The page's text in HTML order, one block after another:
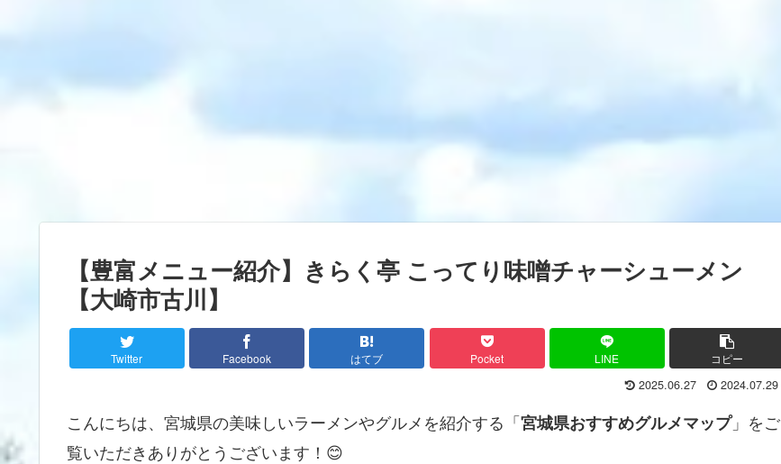
【豊富メニュー紹介】きらく亭 こってり味噌チャーシューメン
【大崎市古川】
Twitter Facebook はてブ Pocket LINE コピー
2025.06.27 2024.07.29
こんにちは、宮城県の美味しいラーメンやグルメを紹介する「宮城県おすすめグルメマップ」をご
覧いただきありがとうございます！😊